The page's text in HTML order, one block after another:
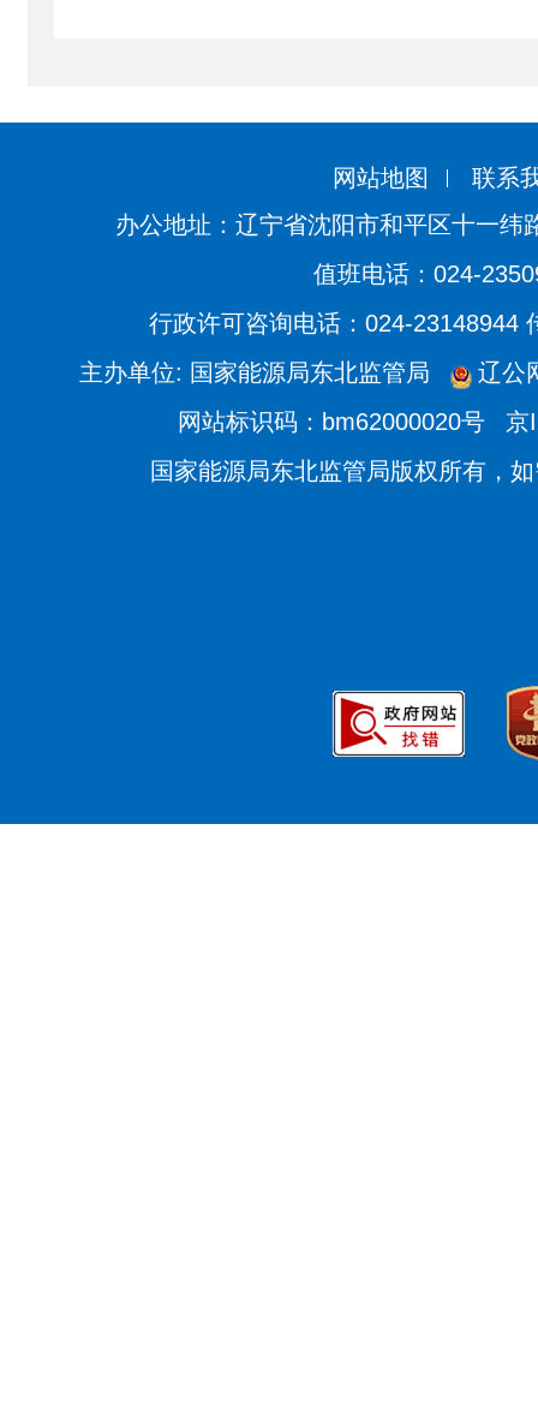
网站地图
联系
办公地址：辽宁省沈阳市和平区十一纬
值班电话：024-
行政许可咨询电话：024-23148944
主办单位: 国家能源局东北监管局
辽公
网站标识码：bm62000020号
京
国家能源局东北监管局版权所有，